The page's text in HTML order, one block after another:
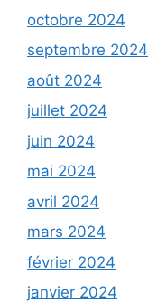
octobre 2024
septembre 2024
août 2024
juillet 2024
juin 2024
mai 2024
avril 2024
mars 2024
février 2024
janvier 2024